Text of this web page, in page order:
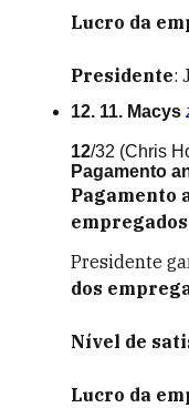
Lucro da
Presidente:
12. 11. Macys
12/32 (Chris
Pagamento
Pagamento
Presidente
dos
Nível de
Lucro da